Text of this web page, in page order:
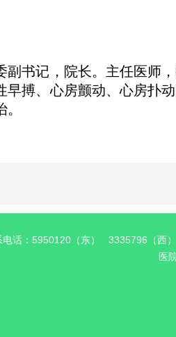
副书记，院长。 主任医师
早搏、心房颤动、心房扑
电话：5950120（东） 3335796（
医